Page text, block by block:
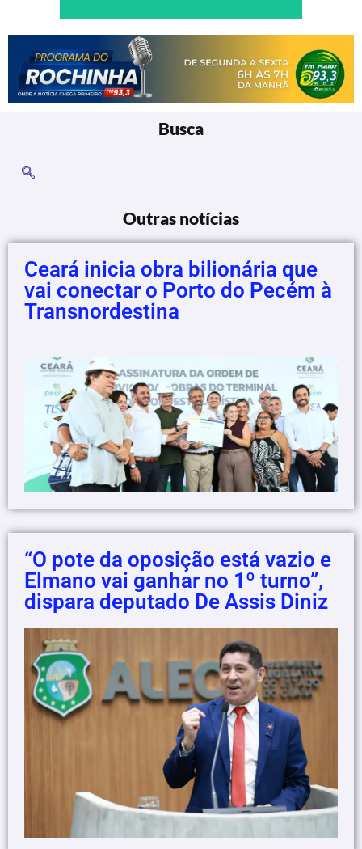
Busca
Outras notícias
Ceará inicia obra bilionária que
vai conectar o Porto do Pecém à
Transnordestina
“O pote da oposição está vazio e
Elmano vai ganhar no 1º turno”,
dispara deputado De Assis Diniz